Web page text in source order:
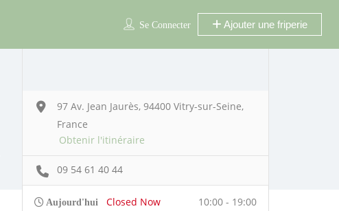
Se Connecter Ajouter une friperie
97 Av. Jean Jaurès, 94400 Vitry-sur-Seine,
France
Obtenir l'itinéraire
09 54 61 40 44
Aujourd'hui Closed Now 10:00 - 19:00